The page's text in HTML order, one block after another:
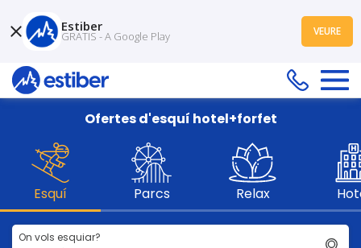
Ofertes d'esquí hotel+forfet
Esquí Parcs Relax
On vols esquiar?
Estiber
GRATIS - A Google Play VEURE